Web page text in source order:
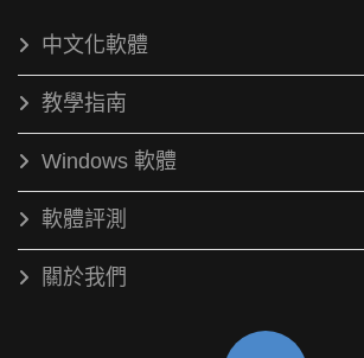
中文化軟體
教學指南
Windows 軟體
軟體評測
關於我們